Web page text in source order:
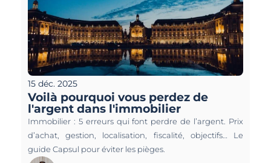
15 déc. 2025
Voilà pourquoi vous perdez de
l'argent dans l'immobilier
Immobilier : 5 erreurs qui font perdre de l’argent. Prix
d’achat, gestion, localisation, fiscalité, objectifs… Le
guide Capsul pour éviter les pièges.